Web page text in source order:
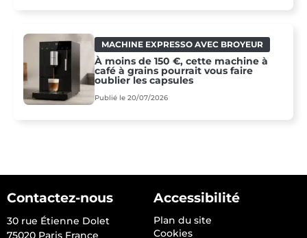
MACHINE EXPRESSO AVEC BROYEUR
À moins de 150 €, cette machine à
café à grains pourrait vous faire
oublier les capsules
Publié le 20/07/2026
Contactez-nous
30 rue Étienne Dolet
75020 Paris France
Accessibilité
Plan du site
Cookies